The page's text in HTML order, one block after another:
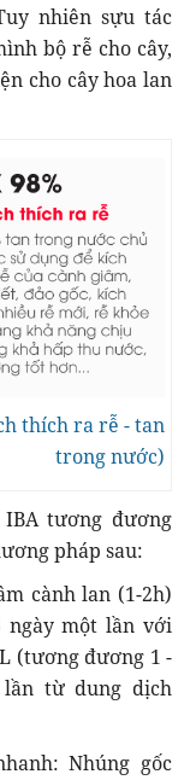
nhiên sựu tác
bộ rễ cho cây,
cho cây hoa lan
thích ra rễ - tan
trong nước)
tương đương
pháp sau:
cành lan (1-2h)
một lần với
(tương đương 1 -
lần từ dung dịch
Nhúng gốc